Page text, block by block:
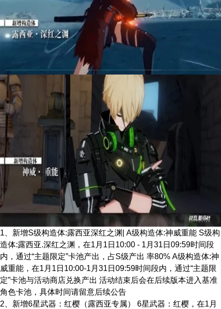
1、新增S级构造体:露西亚深红之渊| A级构造体:神威重能 S级构
造体:露西亚.深红之渊，在1月1日10:00 - 1月31日09:59时间段
内，通过“主题限定”卡池产出，占S级产出 率80% A级构造体:神
威重能，在1月1日10:00-1月31日09:59时间段内，通过“主题限
定”卡池与活动商店兑换产出 活动结束后会在后续版本进入基准
角色卡池，具体时间请留意后续公告
2、新增6星武器：红樱（露西亚专属） 6星武器：红樱，在1月